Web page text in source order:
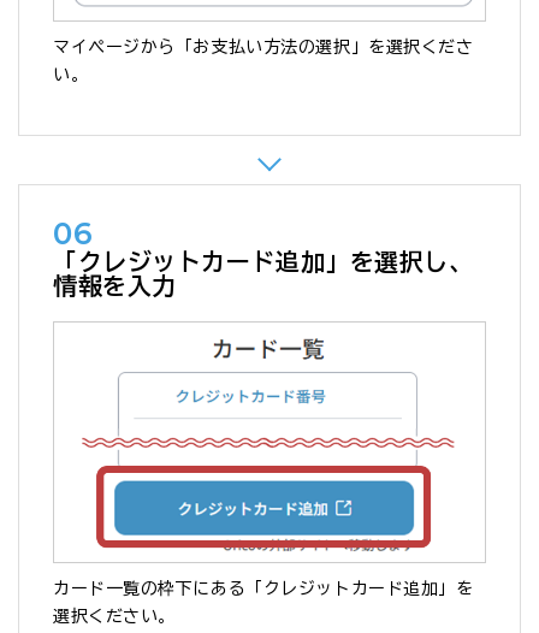
マイページから「お支払い方法の選択」を選択くださ
い。
06
「クレジットカード追加」を選択し、
情報を入力
カード一覧の枠下にある「クレジットカード追加」を
選択ください。